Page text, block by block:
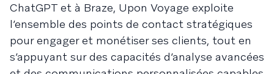
ChatGPT et à Braze, Upon Voyage exploite
l’ensemble des points de contact stratégiques
pour engager et monétiser ses clients, tout en
s’appuyant sur des capacités d’analyse avancées